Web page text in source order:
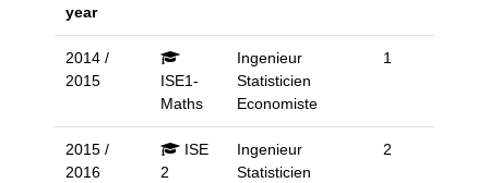
year
2014 /
2015
ISE1-
Maths
Ingenieur
Statisticien
Economiste
1
2015 /
2016
ISE
2
Ingenieur
Statisticien
2